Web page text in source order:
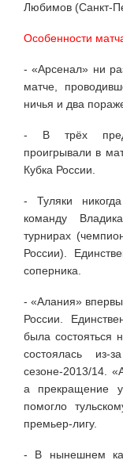
Любимов (Санкт-
Особенности
- «Арсенал» ни
матче,
ничья и два
- В трёх
проигрывали в
Кубка России.
- Туляки
команду
турнирах
России).
соперника.
- «Алания»
России.
была состояться
состоялась
сезоне-2013/14.
а прекращение
помогло
премьер-лигу.
- В нынешнем